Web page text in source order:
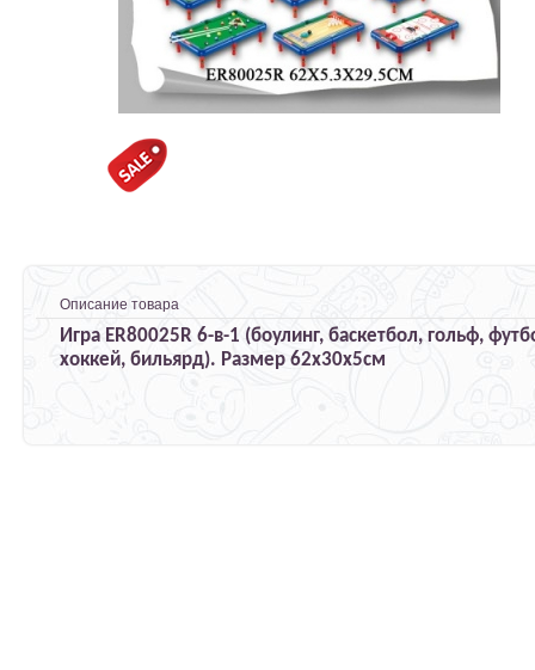
Описание товара
Игра ER80025R 6-в-1 (боулинг, баскетбол, гольф,
хоккей, бильярд). Размер 62х30х5см